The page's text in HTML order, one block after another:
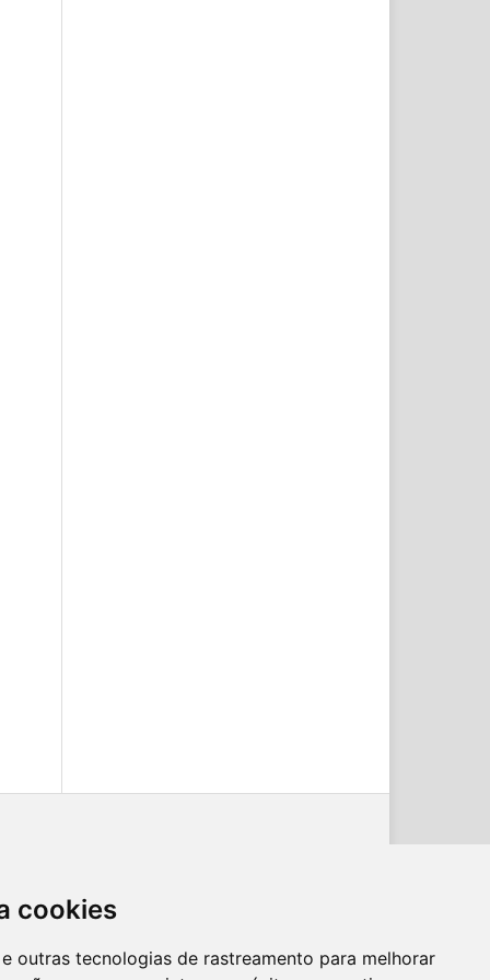
cookies
outras tecnologias de rastreamento para melhorar